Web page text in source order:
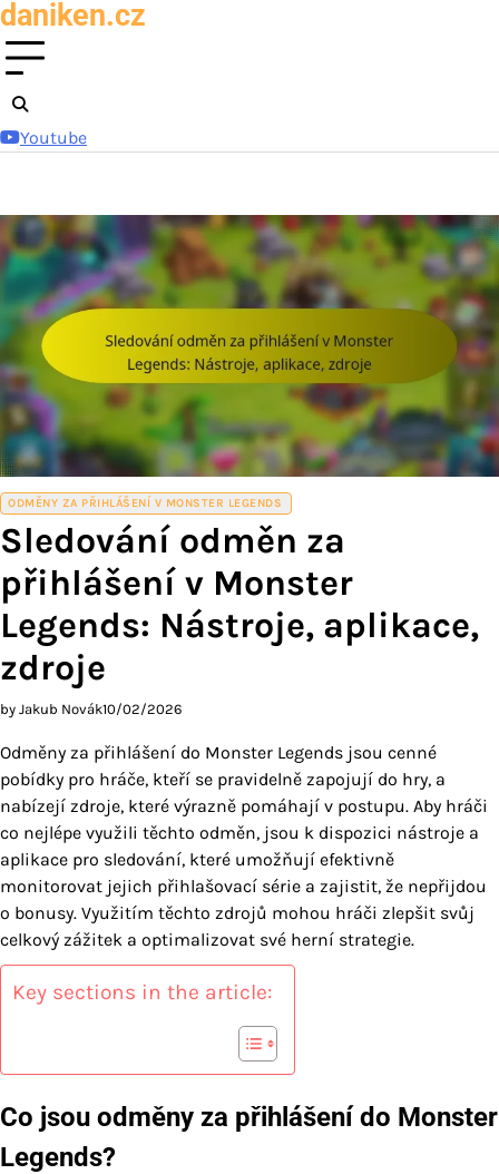
Skip
to
content
daniken.cz
Youtube
ODMĚNY ZA PŘIHLÁŠENÍ V MONSTER LEGENDS
Sledování odměn za
přihlášení v Monster
Legends: Nástroje, aplikace,
zdroje
by Jakub Novák10/02/2026
Odměny za přihlášení do Monster Legends jsou cenné
pobídky pro hráče, kteří se pravidelně zapojují do hry, a
nabízejí zdroje, které výrazně pomáhají v postupu. Aby hráči
co nejlépe využili těchto odměn, jsou k dispozici nástroje a
aplikace pro sledování, které umožňují efektivně
monitorovat jejich přihlašovací série a zajistit, že nepřijdou
o bonusy. Využitím těchto zdrojů mohou hráči zlepšit svůj
celkový zážitek a optimalizovat své herní strategie.
Key sections in the article:
Co jsou odměny za přihlášení do Monster
Legends?